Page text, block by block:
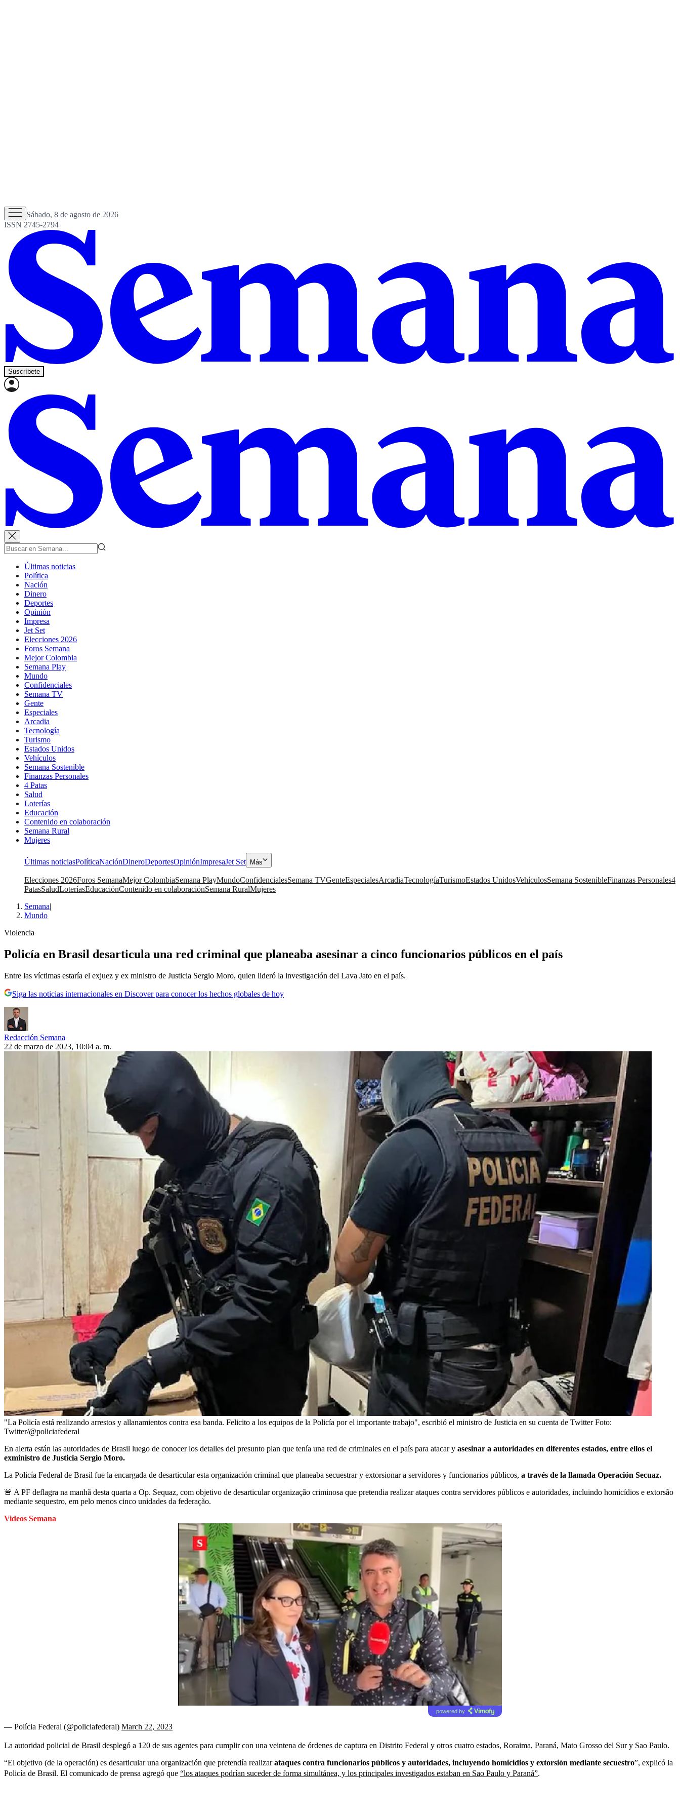
Sábado, 8 de agosto de 2026
ISSN 2745-2794
Suscríbete
Últimas noticias
Política
Nación
Dinero
Deportes
Opinión
Impresa
Jet Set
Elecciones 2026
Foros Semana
Mejor Colombia
Semana Play
Mundo
Confidenciales
Semana TV
Gente
Especiales
Arcadia
Tecnología
Turismo
Estados Unidos
Vehículos
Semana Sostenible
Finanzas Personales
4 Patas
Salud
Loterías
Educación
Contenido en colaboración
Semana Rural
Mujeres
Últimas noticiasPolíticaNaciónDineroDeportesOpiniónImpresaJet Set Más
Elecciones 2026Foros SemanaMejor ColombiaSemana PlayMundoConfidencialesSemana TVGenteEspecialesArcadiaTecnologíaTurismoEstados UnidosVehículosSemana SostenibleFinanzas Personales4
PatasSaludLoteríasEducaciónContenido en colaboraciónSemana RuralMujeres
Semana|
Mundo
Violencia
Policía en Brasil desarticula una red criminal que planeaba asesinar a cinco funcionarios públicos en el país
Entre las víctimas estaría el exjuez y ex ministro de Justicia Sergio Moro, quien lideró la investigación del Lava Jato en el país.
Siga las noticias internacionales en Discover para conocer los hechos globales de hoy
Redacción Semana
22 de marzo de 2023, 10:04 a. m.
"La Policía está realizando arrestos y allanamientos contra esa banda. Felicito a los equipos de la Policía por el importante trabajo", escribió el ministro de Justicia en su cuenta de TwitterFoto:
Twitter/@policiafederal
En alerta están las autoridades de Brasil luego de conocer los detalles del presunto plan que tenía una red de criminales en el país para atacar y asesinar a autoridades en diferentes estados, entre ellos el
exministro de Justicia Sergio Moro.
La Policía Federal de Brasil fue la encargada de desarticular esta organización criminal que planeaba secuestrar y extorsionar a servidores y funcionarios públicos, a través de la llamada Operación Secuaz.
🚨 A PF deflagra na manhã desta quarta a Op. Sequaz, com objetivo de desarticular organização criminosa que pretendia realizar ataques contra servidores públicos e autoridades, incluindo homicídios e extorsão
mediante sequestro, em pelo menos cinco unidades da federação.
Videos Semana
powered by
— Polícia Federal (@policiafederal) March 22, 2023
La autoridad policial de Brasil desplegó a 120 de sus agentes para cumplir con una veintena de órdenes de captura en Distrito Federal y otros cuatro estados, Roraima, Paraná, Mato Grosso del Sur y Sao Paulo.
“El objetivo (de la operación) es desarticular una organización que pretendía realizarataques contra funcionarios públicos y autoridades, incluyendo homicidios y extorsión mediante secuestro”, explicó la
Policía de Brasil. El comunicado de prensa agregó que “los ataques podrían suceder de forma simultánea, y los principales investigados estaban en Sao Paulo y Paraná”.